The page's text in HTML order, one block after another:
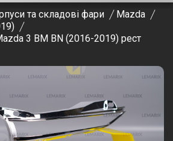
та складові фари
Mazda
3 BM BN (2016-2019) рест